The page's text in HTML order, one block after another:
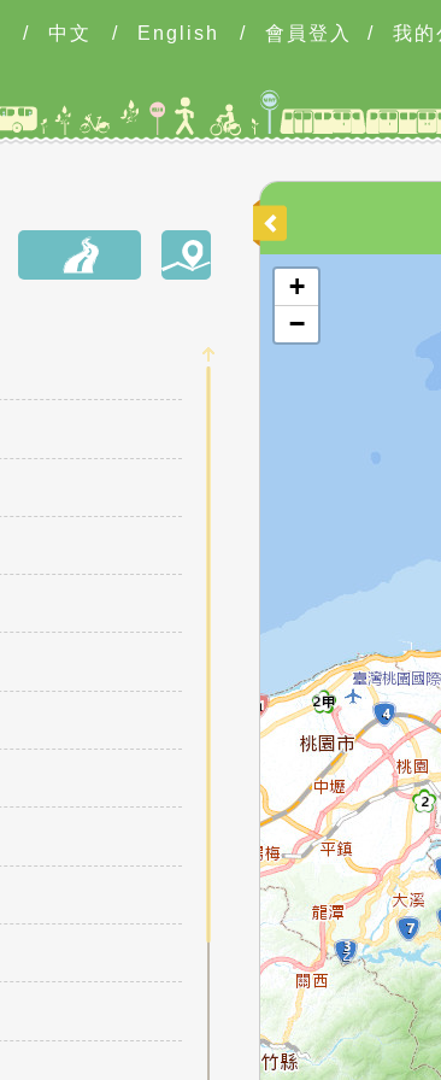
/ 中文 / English / 會員登入 / 我的
開啟地圖
+
−